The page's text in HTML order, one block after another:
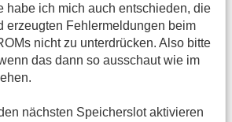
habe ich mich auch entschieden, die
erzeugten Fehlermeldungen beim
nicht zu unterdrücken. Also bitte
das dann so ausschaut wie im
nächsten Speicherslot aktivieren